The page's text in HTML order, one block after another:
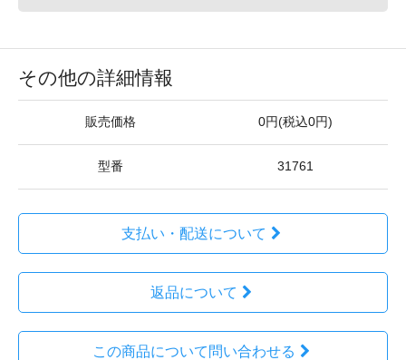
その他の詳細情報
販売価格 0円(税込0円)
型番 31761
支払い・配送について
返品について
この商品について問い合わせる